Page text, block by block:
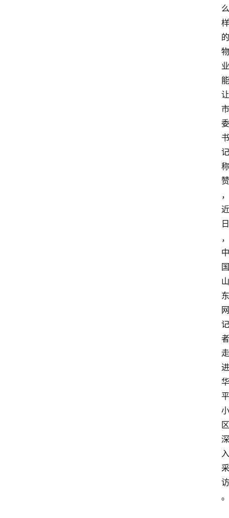
么
样
的
物
业
能
让
市
委
书
记
称
赞
，
近
日
，
中
国
山
东
网
记
者
走
进
华
平
小
区
深
入
采
访
。